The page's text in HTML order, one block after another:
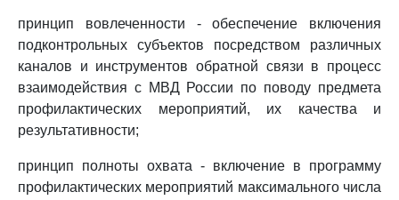
принцип вовлеченности - обеспечение включения
подконтрольных субъектов посредством различных
каналов и инструментов обратной связи в процесс
взаимодействия с МВД России по поводу предмета
профилактических мероприятий, их качества и
результативности;
принцип полноты охвата - включение в программу
профилактических мероприятий максимального числа